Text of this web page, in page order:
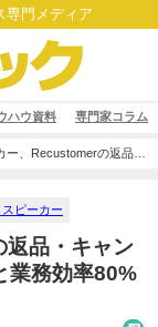
専門メディア
ハウ資料 専門家コラム
ー、Recustomerの返品・
スピーカー
品・キャン
業務効率80%